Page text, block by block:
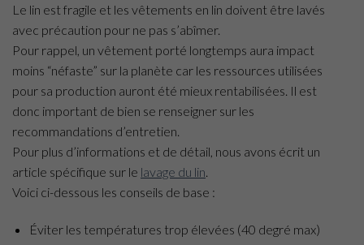
Le lin est fragile et les vêtements en lin doivent être lavés
avec précaution pour ne pas s’abîmer.
Pour rappel, un vêtement porté longtemps aura impact
moins “néfaste” sur la planète car les ressources utilisées
pour sa production auront été mieux rentabilisées. Il est
donc important de bien se renseigner sur les
recommandations d’entretien.
Pour plus d’informations et de détail, nous avons écrit un
article spécifique sur le lavage du lin.
Voici ci-dessous les conseils de base :
Éviter les températures trop élevées (40 degré max)